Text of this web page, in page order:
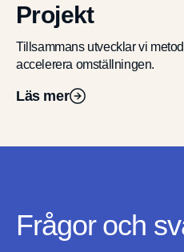
Projekt
Tillsammans utvecklar vi
accelerera omställningen.
Läs mer
Frågor och